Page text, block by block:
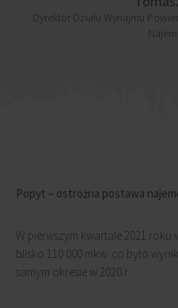
Dyrektor Działu Wynajmu
Popyt – ostrożna postawa
W pierwszym kwartale 2021
blisko 110 000 mkw. co było
samym okresie w 2020 r.